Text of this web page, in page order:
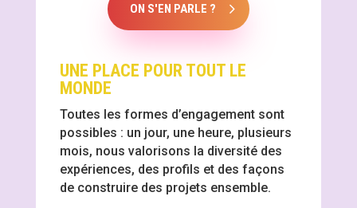
ON S'EN PARLE ?
UNE PLACE POUR TOUT LE
MONDE
Toutes les formes d’engagement sont
possibles : un jour, une heure, plusieurs
mois, nous valorisons la diversité des
expériences, des profils et des façons
de construire des projets ensemble.